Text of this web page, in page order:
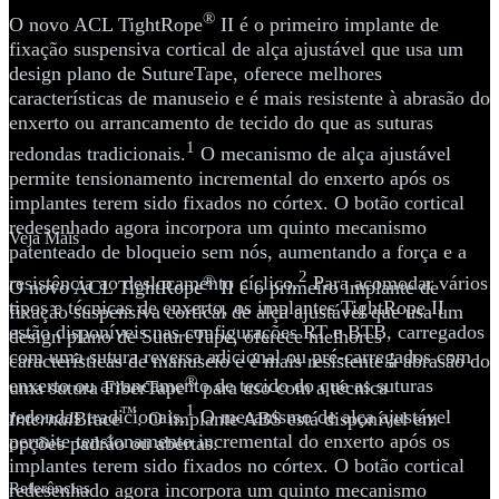
O novo ACL TightRope® II é o primeiro implante de
fixação suspensiva cortical de alça ajustável que usa um
design plano de SutureTape, oferece melhores
características de manuseio e é mais resistente à abrasão do
enxerto ou arrancamento de tecido do que as suturas
redondas tradicionais.1 O mecanismo de alça ajustável
permite tensionamento incremental do enxerto após os
implantes terem sido fixados no córtex. O botão cortical
redesenhado agora incorpora um quinto mecanismo
patenteado de bloqueio sem nós, aumentando a força e a
resistência ao deslocamento cíclico.2Para acomodar vários
tipos e técnicas de enxerto, os implantes TightRope II
estão disponíveis nas configurações RT e BTB, carregados
com uma sutura reversa adicional ou pré-carregados com
uma sutura FiberTape®para uso com a técnica
InternalBrace™. O implante ABS está disponível em
opções padrão ou abertas.
Referências
Veja Mais
O novo ACL TightRope®II é o primeiro implante de
fixação suspensiva cortical de alça ajustável que usa um
design plano de SutureTape, oferece melhores
características de manuseio e é mais resistente à abrasão do
enxerto ou arrancamento de tecido do que as suturas
redondas tradicionais.1O mecanismo de alça ajustável
permite tensionamento incremental do enxerto após os
implantes terem sido fixados no córtex. O botão cortical
redesenhado agora incorpora um quinto mecanismo